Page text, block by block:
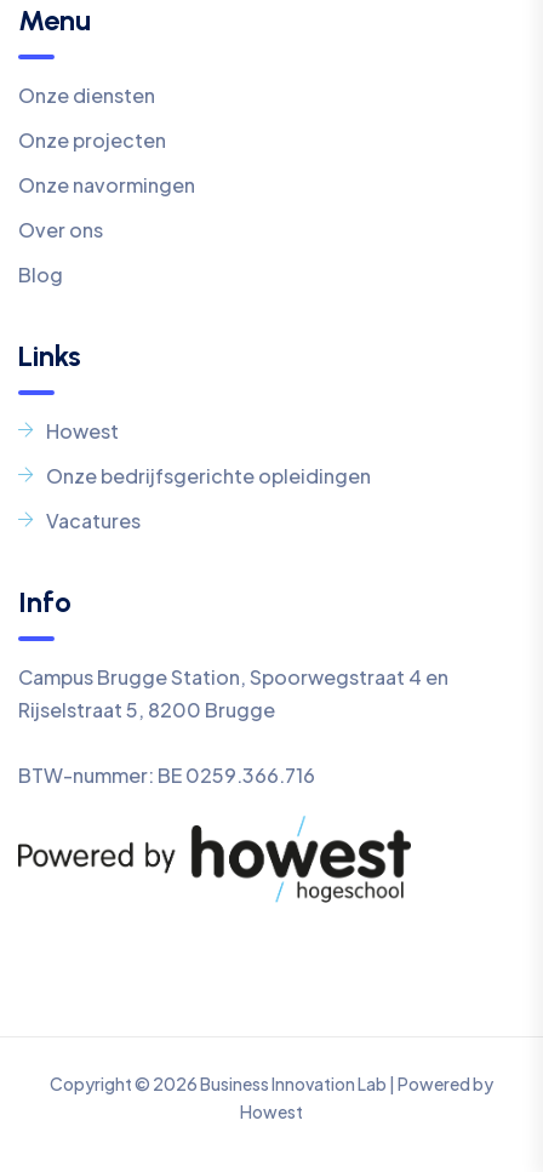
Menu
Onze diensten
Onze projecten
Onze navormingen
Over ons
Blog
Links
Howest
Onze bedrijfsgerichte opleidingen
Vacatures
Info
Campus Brugge Station, Spoorwegstraat 4 en
Rijselstraat 5, 8200 Brugge
BTW-nummer: BE 0259.366.716
Copyright © 2026 Business Innovation Lab | Powered by
Howest